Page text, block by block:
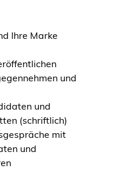
Ihre Marke
und
und
(schriftlich)
mit
und